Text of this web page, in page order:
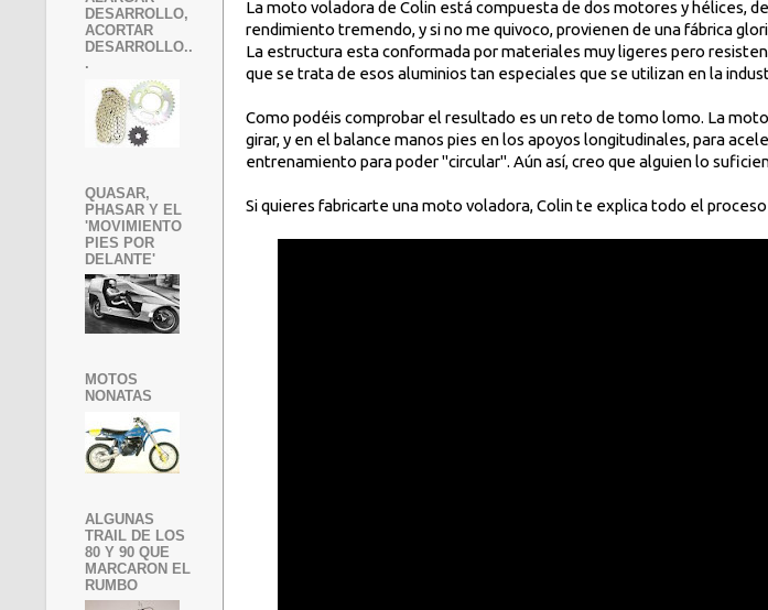
La moto voladora de Colin está compuesta de dos motores y hélices,
rendimiento tremendo, y si no me quivoco, provienen de una fábrica
La estructura esta conformada por materiales muy ligeres pero
que se trata de esos aluminios tan especiales que se utilizan en la
Como podéis comprobar el resultado es un reto de tomo lomo. La
girar, y en el balance manos pies en los apoyos longitudinales, para
entrenamiento para poder "circular". Aún así, creo que alguien lo
Si quieres fabricarte una moto voladora, Colin te explica todo el
DESARROLLO,
ACORTAR
DESARROLLO..
.
QUASAR,
PHASAR Y EL
'MOVIMIENTO
PIES POR
DELANTE'
MOTOS
NONATAS
ALGUNAS
TRAIL DE LOS
80 Y 90 QUE
MARCARON EL
RUMBO